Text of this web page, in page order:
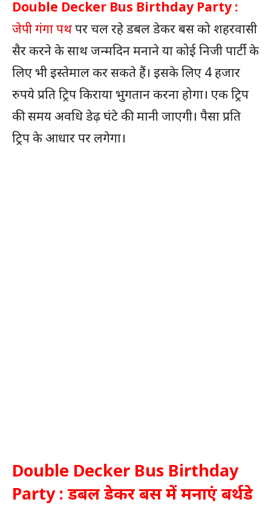
Double Decker Bus Birthday Party :
जेपी गंगा पथपर चल रहे डबल डेकर बस को शहरवासी
सैर करने के साथ जन्मदिन मनाने या कोई निजी पार्टी के
लिए भी इस्तेमाल कर सकते हैं। इसके लिए 4 हजार
रुपये प्रति ट्रिप किराया भुगतान करना होगा। एक ट्रिप
की समय अवधि डेढ़ घंटे की मानी जाएगी। पैसा प्रति
ट्रिप के आधार पर लगेगा।
Double Decker Bus Birthday
Party : डबल डेकर बस में मनाएं बर्थडे